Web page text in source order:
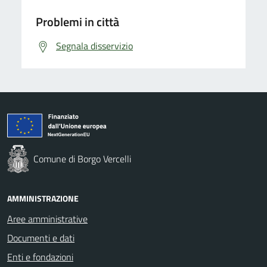
Problemi in città
Segnala disservizio
Comune di Borgo Vercelli
AMMINISTRAZIONE
Aree amministrative
Documenti e dati
Enti e fondazioni